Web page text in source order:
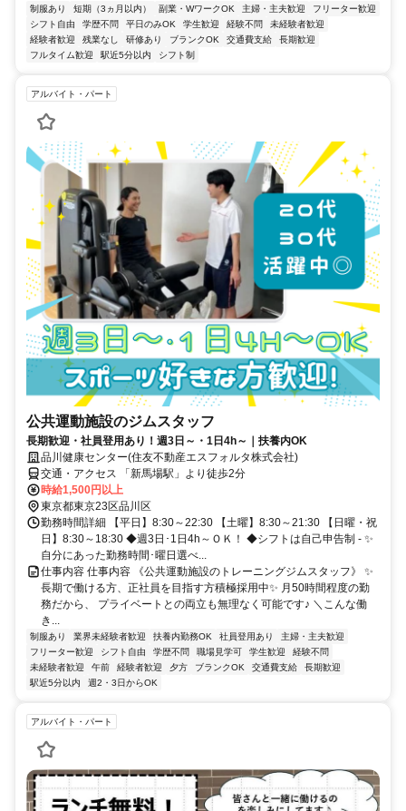
制服あり 短期（3ヵ月以内） 副業・WワークOK 主婦・主夫歓迎
フリーター歓迎
シフト自由
学歴不問 平日のみOK 学生歓迎 経験不問
未経験者歓迎
経験者歓迎
残業なし 研修あり ブランクOK 交通費支給
長期歓迎
フルタイム歓迎
駅近5分以内 シフト制
アルバイト・パート
公共運動施設のジムスタッフ
長期歓迎・社員登用あり！週3日～・1日4h～｜扶養内OK
品川健康センター(住友不動産エスフォルタ株式会社)
交通・アクセス 「新馬場駅」より徒歩2分
時給1,500円以上
東京都東京23区品川区
勤務時間詳細 【平日】8:30～22:30 【土曜】8:30～21:30 【日曜・祝
日】8:30～18:30 ◆週3日･1日4h～ＯＫ！ ◆シフトは自己申告制 - ✨
自分にあった勤務時間･曜日選べ...
仕事内容 仕事内容 《公共運動施設のトレーニングジムスタッフ》 ✨
長期で働ける方、正社員を目指す方積極採用中✨ 月50時間程度の勤
務だから、 プライベートとの両立も無理なく可能です♪ ＼こんな働
き...
制服あり 業界未経験者歓迎 扶養内勤務OK 社員登用あり
主婦・主夫歓迎
フリーター歓迎
シフト自由 学歴不問 職場見学可 学生歓迎
経験不問
未経験者歓迎
午前 経験者歓迎 夕方 ブランクOK 交通費支給
長期歓迎
駅近5分以内
週2・3日からOK
アルバイト・パート